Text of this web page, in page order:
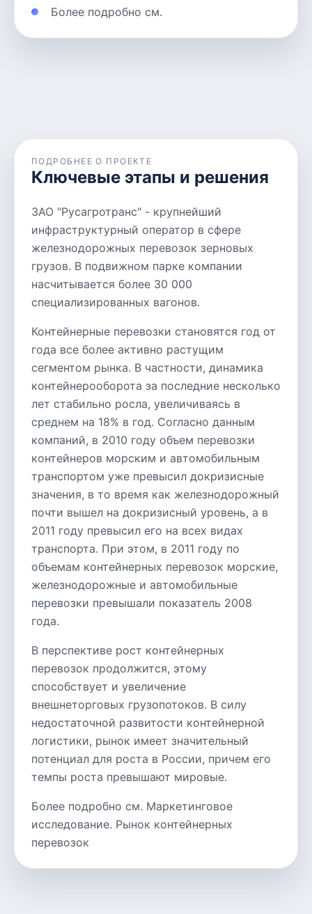
Более подробно см.
ПОДРОБНЕЕ О ПРОЕКТЕ
Ключевые этапы и решения
ЗАО "Русагротранс" - крупнейший
инфраструктурный оператор в сфере
железнодорожных перевозок зерновых
грузов. В подвижном парке компании
насчитывается более 30 000
специализированных вагонов.
Контейнерные перевозки становятся год от
года все более активно растущим
сегментом рынка. В частности, динамика
контейнерооборота за последние несколько
лет стабильно росла, увеличиваясь в
среднем на 18% в год. Согласно данным
компаний, в 2010 году объем перевозки
контейнеров морским и автомобильным
транспортом уже превысил докризисные
значения, в то время как железнодорожный
почти вышел на докризисный уровень, а в
2011 году превысил его на всех видах
транспорта. При этом, в 2011 году по
объемам контейнерных перевозок морские,
железнодорожные и автомобильные
перевозки превышали показатель 2008
года.
В перспективе рост контейнерных
перевозок продолжится, этому
способствует и увеличение
внешнеторговых грузопотоков. В силу
недостаточной развитости контейнерной
логистики, рынок имеет значительный
потенциал для роста в России, причем его
темпы роста превышают мировые.
Более подробно см. Маркетинговое
исследование. Рынок контейнерных
перевозок